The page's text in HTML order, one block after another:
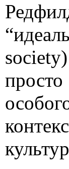
society